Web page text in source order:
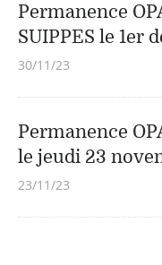
Permanence
SUIPPES le 1er
30/11/23
Permanence
le jeudi 23
23/11/23